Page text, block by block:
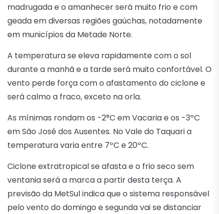
madrugada e o amanhecer será muito frio e com
geada em diversas regiões gaúchas, notadamente
em municípios da Metade Norte.
A temperatura se eleva rapidamente com o sol
durante a manhã e a tarde será muito confortável. O
vento perde força com o afastamento do ciclone e
será calmo a fraco, exceto na orla.
As mínimas rondam os -2°C em Vacaria e os -3ºC
em São José dos Ausentes. No Vale do Taquari a
temperatura varia entre 7ºC e 20ºC.
Ciclone extratropical se afasta e o frio seco sem
ventania será a marca a partir desta terça. A
previsão da MetSul indica que o sistema responsável
pelo vento do domingo e segunda vai se distanciar